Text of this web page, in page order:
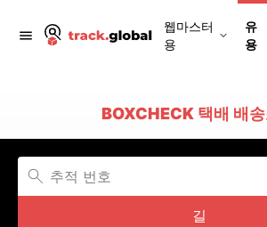
웹마스터
용
유
용
BOXCHECK 택배 배송
길